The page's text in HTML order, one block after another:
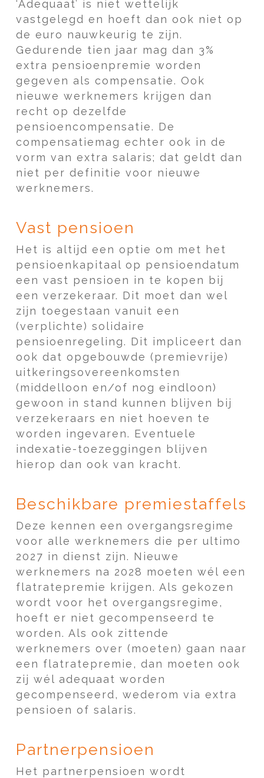
‘Adequaat’ is niet wettelijk
vastgelegd en hoeft dan ook niet op
de euro nauwkeurig te zijn.
Gedurende tien jaar mag dan 3%
extra pensioenpremie worden
gegeven als compensatie. Ook
nieuwe werknemers krijgen dan
recht op dezelfde
pensioencompensatie. De
compensatiemag echter ook in de
vorm van extra salaris; dat geldt dan
niet per definitie voor nieuwe
werknemers.
Vast pensioen
Het is altijd een optie om met het
pensioenkapitaal op pensioendatum
een vast pensioen in te kopen bij
een verzekeraar. Dit moet dan wel
zijn toegestaan vanuit een
(verplichte) solidaire
pensioenregeling. Dit impliceert dan
ook dat opgebouwde (premievrije)
uitkeringsovereenkomsten
(middelloon en/of nog eindloon)
gewoon in stand kunnen blijven bij
verzekeraars en niet hoeven te
worden ingevaren. Eventuele
indexatie-toezeggingen blijven
hierop dan ook van kracht.
Beschikbare premiestaffels
Deze kennen een overgangsregime
voor alle werknemers die per ultimo
2027 in dienst zijn. Nieuwe
werknemers na 2028 moeten wél een
flatratepremie krijgen. Als gekozen
wordt voor het overgangsregime,
hoeft er niet gecompenseerd te
worden. Als ook zittende
werknemers over (moeten) gaan naar
een flatratepremie, dan moeten ook
zij wél adequaat worden
gecompenseerd, wederom via extra
pensioen of salaris.
Partnerpensioen
Het partnerpensioen wordt